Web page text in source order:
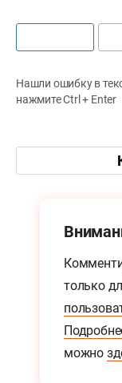
Нашли ошибку в
нажмите Ctrl + Enter
только
можно